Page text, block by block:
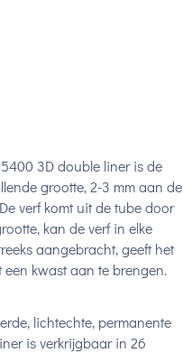
3D double liner is de
grootte, 2-3 mm aan de
verf komt uit de tube door
kan de verf in elke
aangebracht, geeft het
kwast aan te brengen.
lichtechte, permanente
is verkrijgbaar in 26